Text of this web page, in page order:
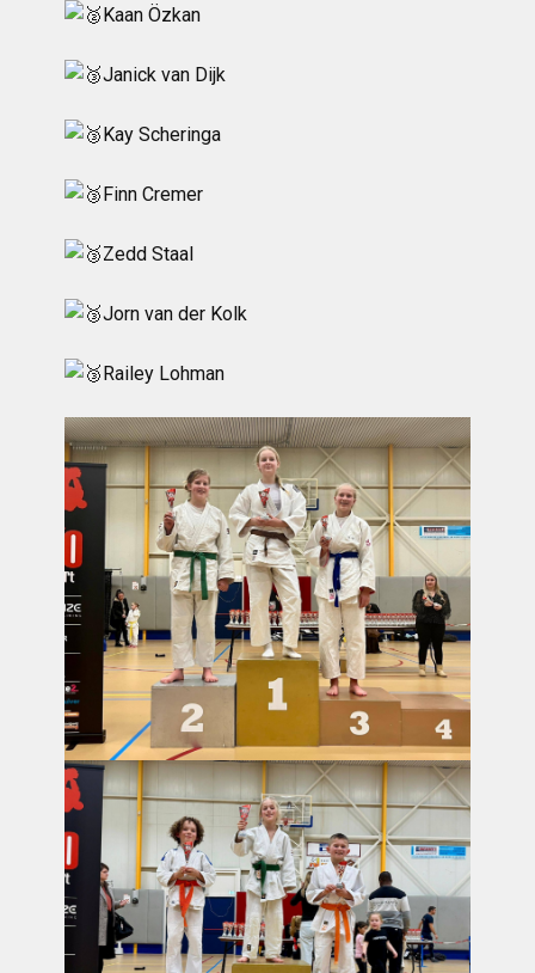
Kaan Özkan
Janick van Dijk
Kay Scheringa
Finn Cremer
Zedd Staal
Jorn van der Kolk
Railey Lohman